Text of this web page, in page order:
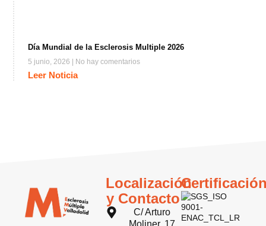
Día Mundial de la Esclerosis Multiple 2026
5 junio, 2026 No hay comentarios
Leer Noticia
Localización
y Contacto
C/ Arturo
Moliner, 17